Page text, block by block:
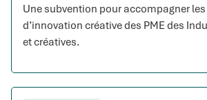
Une subvention pour accompagner
d’innovation créative des PME des
et créatives.